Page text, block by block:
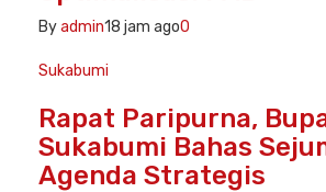
Byadmin18 jam ago0
Sukabumi
Rapat Paripurna,
Sukabumi Bahas
Agenda Strategis